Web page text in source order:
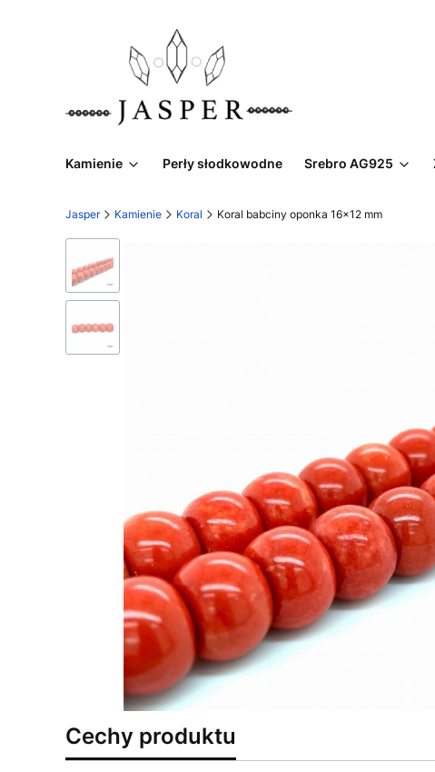
Kamienie Perły słodkowodne Srebro AG925
Jasper Kamienie Koral Koral babciny oponka 16x12 mm
Cechy produktu